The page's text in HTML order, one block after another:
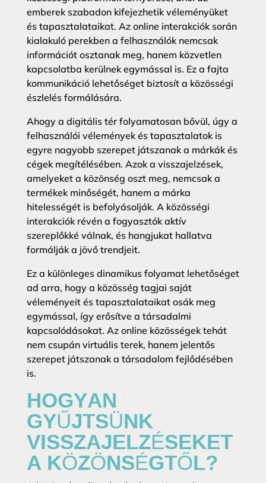
emberek szabadon kifejezhetik véleményüket
és tapasztalataikat. Az online interakciók során
kialakuló perekben a felhasználók nemcsak
információt osztanak meg, hanem közvetlen
kapcsolatba kerülnek egymással is. Ez a fajta
kommunikáció lehetőséget biztosít a közösségi
észlelés formálására.
Ahogy a digitális tér folyamatosan bővül, úgy a
felhasználói vélemények és tapasztalatok is
egyre nagyobb szerepet játszanak a márkák és
cégek megítélésében. Azok a visszajelzések,
amelyeket a közönség oszt meg, nemcsak a
termékek minőségét, hanem a márka
hitelességét is befolyásolják. A közösségi
interakciók révén a fogyasztók aktív
szereplőkké válnak, és hangjukat hallatva
formálják a jövő trendjeit.
Ez a különleges dinamikus folyamat lehetőséget
ad arra, hogy a közösség tagjai saját
véleményeit és tapasztalataikat osák meg
egymással, így erősítve a társadalmi
kapcsolódásokat. Az online közösségek tehát
nem csupán virtuális terek, hanem jelentős
szerepet játszanak a társadalom fejlődésében
is.
HOGYAN
GYŰJTSÜNK
VISSZAJELZÉSEKET
A KÖZÖNSÉGTŐL?